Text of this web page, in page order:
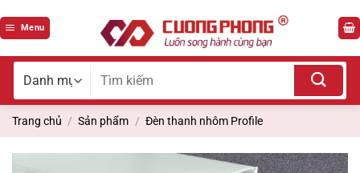
qua
Menu
Tìm
Trang chủ / Sản phẩm / Đèn thanh nhôm Profile